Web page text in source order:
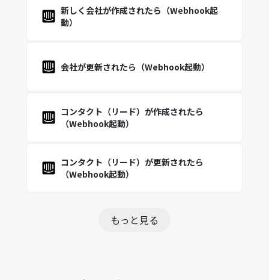
新しく会社が作成されたら（Webhook起
動）
会社が更新されたら（Webhook起動）
コンタクト（リード）が作成されたら
（Webhook起動）
コンタクト（リード）が更新されたら
（Webhook起動）
もっと見る